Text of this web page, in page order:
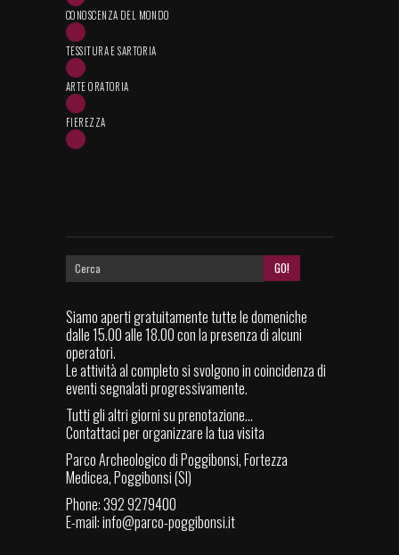
CONOSCENZA DEL MONDO
TESSITURA E SARTORIA
ARTE ORATORIA
FIEREZZA
Siamo aperti gratuitamente tutte le domeniche
dalle 15.00 alle 18.00 con la presenza di alcuni
operatori.
Le attività al completo si svolgono in coincidenza di
eventi segnalati progressivamente.
Tutti gli altri giorni su prenotazione...
Contattaci per organizzare la tua visita
Parco Archeologico di Poggibonsi, Fortezza
Medicea, Poggibonsi (SI)
Phone: 392 9279400
E-mail:info@parco-poggibonsi.it